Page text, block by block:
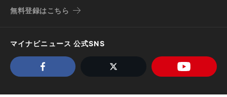
無料登録はこちら
マイナビニュース 公式SNS